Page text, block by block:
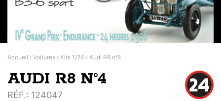
Accueil › Voitures › Kits 1/24 › Audi R8 n°4
AUDI R8 N°4
RÉF.: 124047